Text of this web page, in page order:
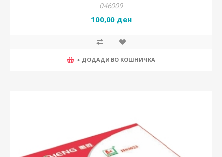
046009
100,00 ден
+ ДОДАДИ ВО КОШНИЧКА